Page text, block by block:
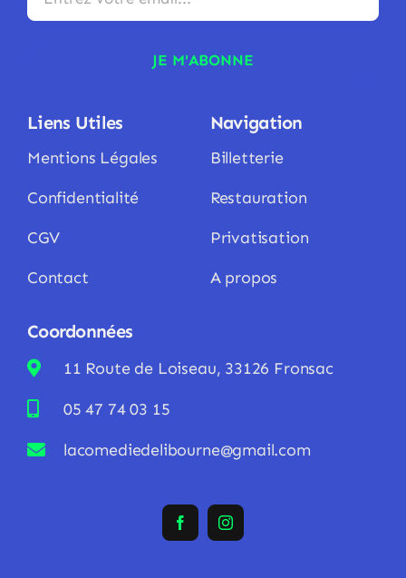
JE M'ABONNE
Liens Utiles
Mentions Légales
Confidentialité
CGV
Contact
Navigation
Billetterie
Restauration
Privatisation
A propos
Coordonnées
11 Route de Loiseau, 33126 Fronsac
05 47 74 03 15
lacomediedelibourne@gmail.com